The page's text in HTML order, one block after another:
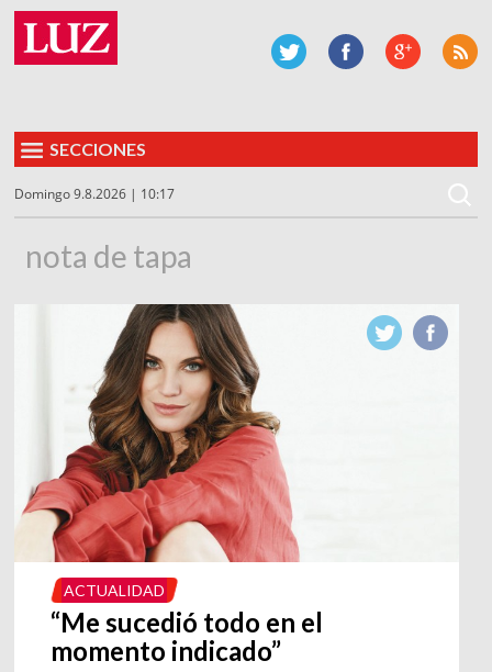
SECCIONES
Domingo 9.8.2026 | 10:17
nota de tapa
ACTUALIDAD
“Me sucedió todo en el
momento indicado”